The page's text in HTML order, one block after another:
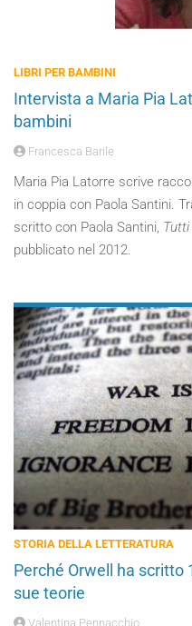
LIBRI PER BAMBINI
Intervista a Maria Pia
bambini
Francesca Barile
Maria Pia Latorre scrive
in coppia con Paola Santini.
scritto con Paola Santini,
pubblicato nel 2012.
STORIA DELLA LETTERATURA
Perché Orwell ha scritto
sue teorie
Valentina Pennacchio